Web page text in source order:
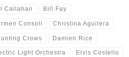
Callahan Bill Fay
Consoli Christina Aguilera
Crows Damien Rice
Light Orchestra Elvis Costello